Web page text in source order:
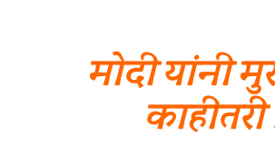
मोदी यांनी